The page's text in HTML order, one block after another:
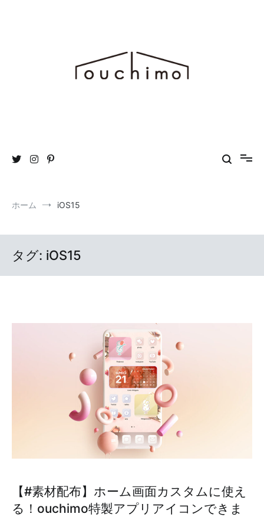
ホーム iOS15
タグ: iOS15
【#素材配布】ホーム画面カスタムに使え
る！ouchimo特製アプリアイコンできま